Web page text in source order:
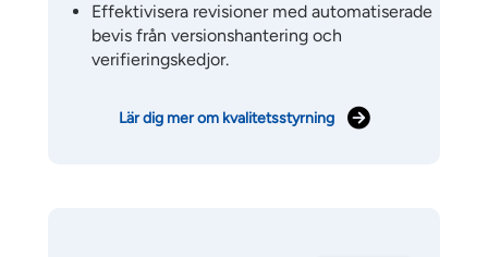
Effektivisera revisioner med automatiserade
bevis från versionshantering och
verifieringskedjor.
Lär dig mer om kvalitetsstyrning